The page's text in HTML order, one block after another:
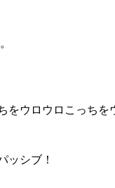
ウロウロこっちを
ッシブ！